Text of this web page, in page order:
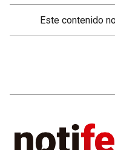
Este contenido